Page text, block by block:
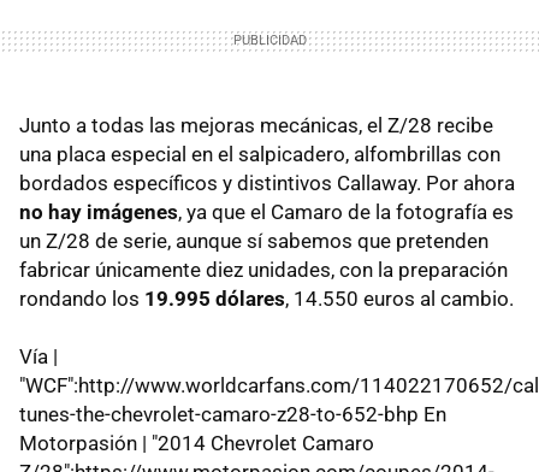
Junto a todas las mejoras mecánicas, el Z/28 recibe
una placa especial en el salpicadero, alfombrillas con
bordados específicos y distintivos Callaway. Por ahora
no hay imágenes, ya que el Camaro de la fotografía es
un Z/28 de serie, aunque sí sabemos que pretenden
fabricar únicamente diez unidades, con la preparación
rondando los 19.995 dólares, 14.550 euros al cambio.
Vía |
"WCF":http://www.worldcarfans.com/114022170652/
tunes-the-chevrolet-camaro-z28-to-652-bhp En
Motorpasión | "2014 Chevrolet Camaro